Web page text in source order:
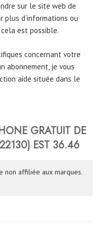
sur le site web de
plus d’informations ou
est possible.
concernant votre
abonnement, je vous
aide située dans le
GRATUIT DE
EST 36.46
non affiliée aux marques.